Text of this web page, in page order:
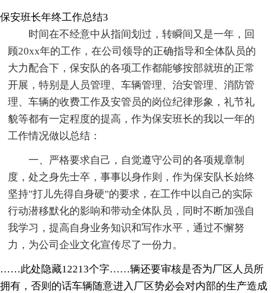
保安班长年终工作总结3
时间在不经意中从指间划过，转瞬间又是一年，回
顾20xx年的工作，在公司领导的正确指导和全体队员的
大力配合下，保安队的各项工作都能够按部就班的正常
开展，特别是人员管理、车辆管理、治安管理、消防管
理、车辆的收费工作及安管员的岗位纪律形象，礼节礼
貌等都有一定程度的提高，作为保安班长的我以一年的
工作情况做以总结：
一、严格要求自己，自觉遵守公司的各项规章制
度，处之身先士卒，事事以身作则，作为保安队长始终
坚持"打儿先得自身硬"的要求，在工作中以自己的实际
行动潜移默化的影响和带动全体队员，同时不断加强自
我学习，提高自身业务知识和写作水平，通过不懈努
力，为公司企业文化宣传尽了一份力。
……此处隐藏12213个字……辆还要审核是否为厂区人员所
拥有，否则的话车辆随意进入厂区势必会对内部的生产造成